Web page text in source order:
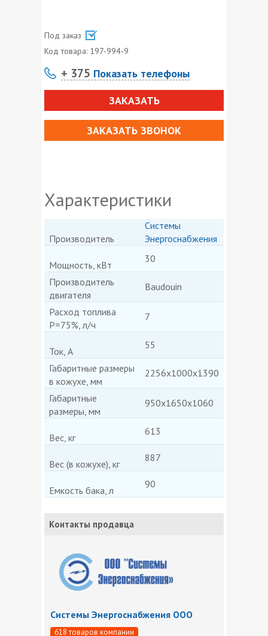
Под заказ
Код товара: 197-994-9
+ 375 Показать телефоны
ЗАКАЗАТЬ
ЗАКАЗАТЬ ЗВОНОК
Характеристики
Производитель
Системы
Энергоснабжения
Мощность, кВт
30
Производитель
двигателя
Baudouin
Расход топлива
P=75%, л/ч
7
Ток, А
55
Габаритные размеры
в кожухе, мм
2256x1000x1390
Габаритные
размеры, мм
950x1650x1060
Вес, кг
613
Вес (в кожухе), кг
887
Емкость бака, л
90
Контакты продавца
Системы Энергоснабжения ООО
618 товаров компании